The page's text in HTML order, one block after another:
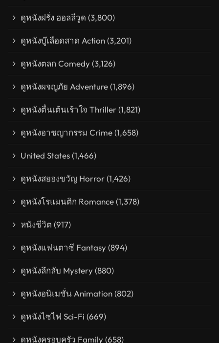
ดูหนังฝรั่ง ฮอลลีวูด (3,800)
ดูหนังบู๊เลือดสาด Action(3,201)
ดูหนังตลก Comedy(3,126)
ดูหนังผจญภัย Adventure(1,896)
ดูหนังตื่นเต้นเร้าใจ Thriller(1,821)
ดูหนังอาชญากรรม Crime(1,658)
United States(1,466)
ดูหนังสยองขวัญ Horror(1,426)
ดูหนังโรแมนติก Romance(1,378)
หนังชีวิต (917)
ดูหนังแฟนตาซี Fantasy(894)
ดูหนังลึกลับ Mystery(880)
ดูหนังอนิเมชั่น Animation(802)
ดูหนังไซไฟ Sci-Fi (669)
ดูหนังครอบครัว Family(658)